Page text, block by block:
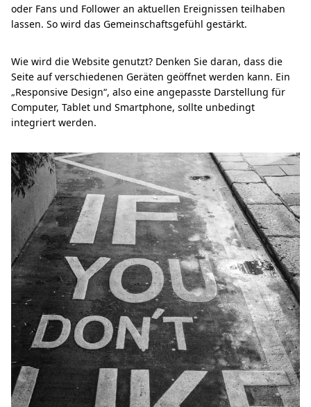
oder Fans und Follower an aktuellen Ereignissen teilhaben
lassen. So wird das Gemeinschaftsgefühl gestärkt.
Wie wird die Website genutzt? Denken Sie daran, dass die
Seite auf verschiedenen Geräten geöffnet werden kann. Ein
„Responsive Design“, also eine angepasste Darstellung für
Computer, Tablet und Smartphone, sollte unbedingt
integriert werden.